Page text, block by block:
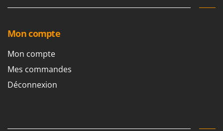
Mon compte
Mon compte
Mes commandes
Déconnexion